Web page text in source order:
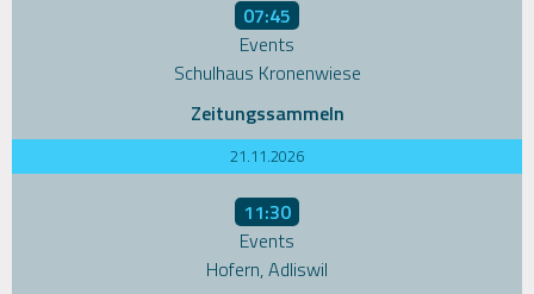
07:45
Events
Schulhaus Kronenwiese
Zeitungssammeln
21.11.2026
11:30
Events
Hofern, Adliswil